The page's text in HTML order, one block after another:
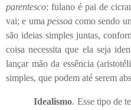
parentesco: fulano é pai de
vai; e uma pessoacomo sendo
são ideias simples juntas,
coisa necessita que ela seja
lançar mão da essência
simples, que podem até serem
Idealismo. Esse tipo de